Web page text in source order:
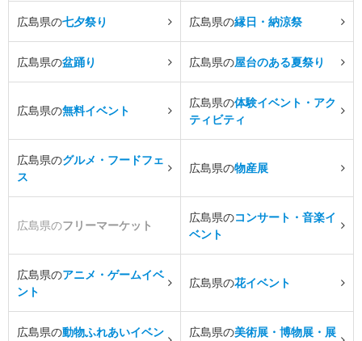
広島県の七夕祭り 広島県の縁日・納涼祭
広島県の盆踊り 広島県の屋台のある夏祭り
広島県の無料イベント
広島県の体験イベント・アク
ティビティ
広島県のグルメ・フードフェ
ス
広島県の物産展
広島県のフリーマーケット
広島県のコンサート・音楽イ
ベント
広島県のアニメ・ゲームイベ
ント
広島県の花イベント
広島県の動物ふれあいイベン
広島県の美術展・博物展・展